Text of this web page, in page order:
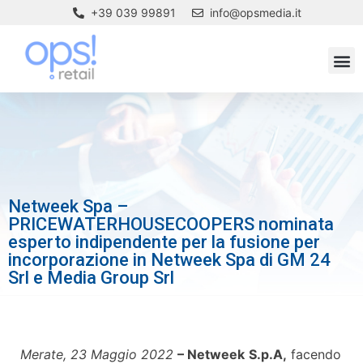
+39 039 99891 info@opsmedia.it
Netweek Spa –
PRICEWATERHOUSECOOPERS nominata
esperto indipendente per la fusione per
incorporazione in Netweek Spa di GM 24
Srl e Media Group Srl
Merate, 23 Maggio 2022 – Netweek S.p.A, facendo